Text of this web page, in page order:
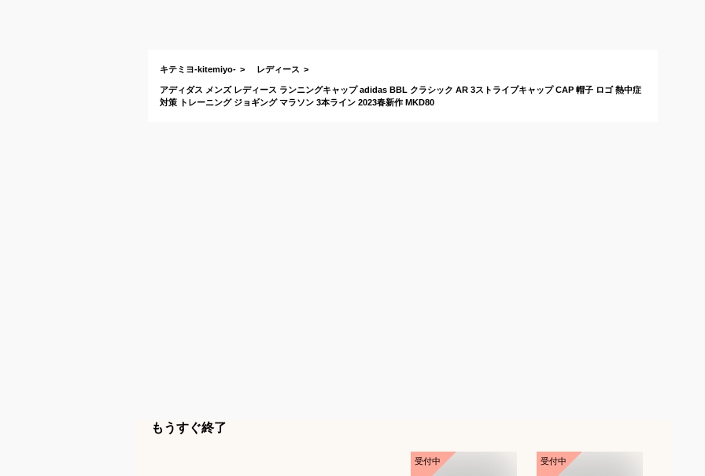
キテミヨ-kitemiyo- レディース
アディダス メンズ レディース ランニングキャップ adidas BBL クラシック AR 3ストライプキャップ CAP 帽子 ロゴ 熱中症
対策 トレーニング ジョギング マラソン 3本ライン 2023春新作 MKD80
もうすぐ終了
受付中 受付中